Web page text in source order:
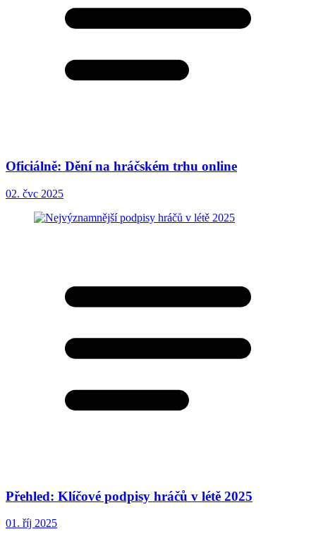
Oficiálně: Dění na hráčském trhu online
02. čvc 2025
Přehled: Klíčové podpisy hráčů v létě 2025
01. říj 2025